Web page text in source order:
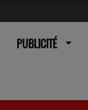
PUBLICITÉ